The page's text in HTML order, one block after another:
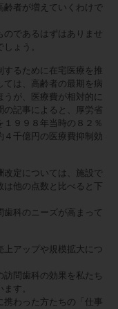
齢者が増えていくわけで
のであるはずはありませ
ょう。
するために在宅医療を推
は、高齢者の最期を病
が、医療費が相対的に
の記事によると、厚労省
９９８年当時の８２％
４千億円の医療費抑制効
改定については、施設で
は他の点数と比べると下
科のニーズが高まって
上アップや規模拡大につ
訪問歯科の効果を私たち
す。
携わった方たちの「仕事